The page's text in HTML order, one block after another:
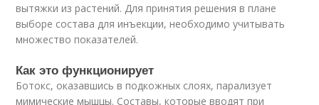
вытяжки из растений. Для принятия решения в плане
выборе состава для инъекции, необходимо учитывать
множество показателей.
Как это функционирует
Ботокс, оказавшись в подкожных слоях, парализует
мимические мышцы. Составы, которые вводят при